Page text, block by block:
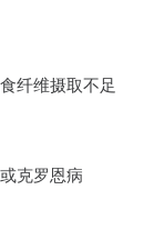
纤维摄取不足
克罗恩病